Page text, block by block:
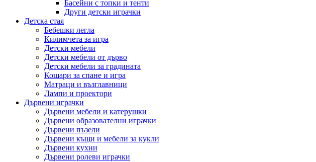
Басейни с топки и тенти
Други детски играчки
Детска стая
Бебешки легла
Килимчета за игра
Детски мебели
Детски мебели от дърво
Детски мебели за градината
Кошари за спане и игра
Матраци и възглавници
Лампи и проектори
Дървени играчки
Дървени мебели и катерушки
Дървени образователни играчки
Дървени пъзели
Дървени къщи и мебели за кукли
Дървени кухни
Дървени ролеви играчки